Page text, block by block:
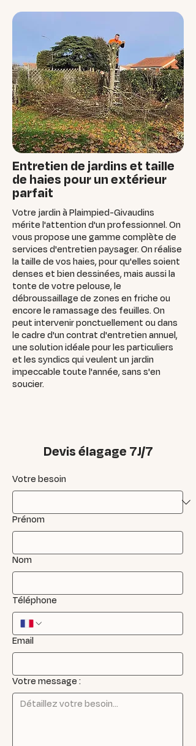
Entretien de jardins et taille
de haies pour un extérieur
parfait
Votre jardin à Plaimpied-Givaudins
mérite l'attention d'un professionnel. On
vous propose une gamme complète de
services d'entretien paysager. On réalise
la taille de vos haies, pour qu'elles soient
denses et bien dessinées, mais aussi la
tonte de votre pelouse, le
débroussaillage de zones en friche ou
encore le ramassage des feuilles. On
peut intervenir ponctuellement ou dans
le cadre d'un contrat d'entretien annuel,
une solution idéale pour les particuliers
et les syndics qui veulent un jardin
impeccable toute l'année, sans s'en
soucier.
Devis élagage 7J/7
Votre besoin
Prénom
Nom
Téléphone
Email
Votre message :